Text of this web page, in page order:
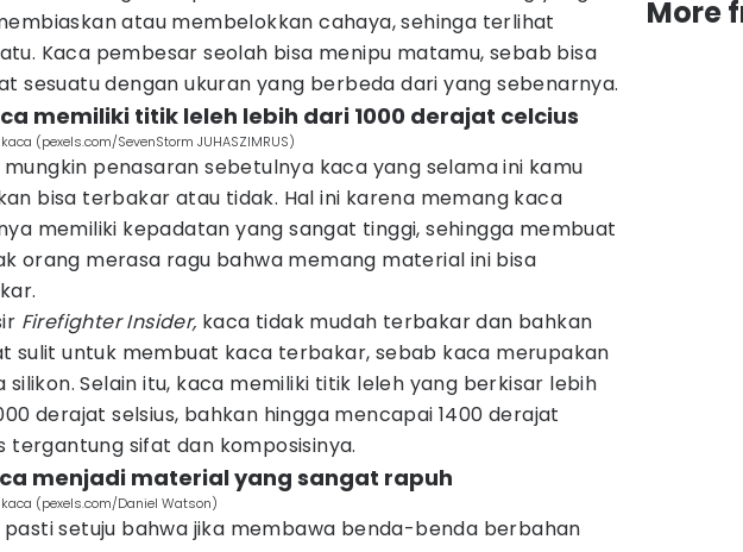
atau membelokkan cahaya, sehinga terlihat
Kaca pembesar seolah bisa menipu matamu, sebab bisa
sesuatu dengan ukuran yang berbeda dari yang sebenarnya.
memiliki titik leleh lebih dari 1000 derajat celcius
(pexels.com/SevenStorm JUHASZIMRUS)
mungkin penasaran sebetulnya kaca yang selama ini kamu
bisa terbakar atau tidak. Hal ini karena memang kaca
memiliki kepadatan yang sangat tinggi, sehingga membuat
orang merasa ragu bahwa memang material ini bisa
Firefighter Insider, kaca tidak mudah terbakar dan bahkan
sulit untuk membuat kaca terbakar, sebab kaca merupakan
silikon. Selain itu, kaca memiliki titik leleh yang berkisar lebih
derajat selsius, bahkan hingga mencapai 1400 derajat
tergantung sifat dan komposisinya.
menjadi material yang sangat rapuh
(pexels.com/Daniel Watson)
pasti setuju bahwa jika membawa benda-benda berbahan
More